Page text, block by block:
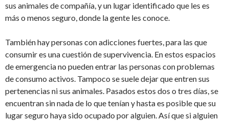
sus animales de compañía, y un lugar identificado que les es
más o menos seguro, donde la gente les conoce.
También hay personas con adicciones fuertes, para las que
consumir es una cuestión de supervivencia. En estos espacios
de emergencia no pueden entrar las personas con problemas
de consumo activos. Tampoco se suele dejar que entren sus
pertenencias ni sus animales. Pasados estos dos o tres días, se
encuentran sin nada de lo que tenían y hasta es posible que su
lugar seguro haya sido ocupado por alguien. Así que si alguien